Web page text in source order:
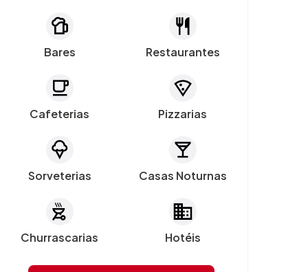
Bares Restaurantes
Cafeterias Pizzarias
Sorveterias Casas Noturnas
Churrascarias Hotéis